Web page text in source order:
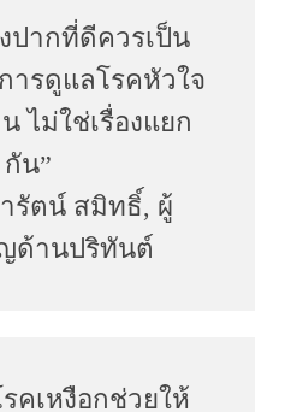
ปากที่ดีควรเป็น
ารดูแลโรคหัวใจ
ไม่ใช่เรื่องแยก
กัน”
รัตน์ สมิทธิ์, ผู้
ด้านปริทันต์
คเหงือกช่วยให้